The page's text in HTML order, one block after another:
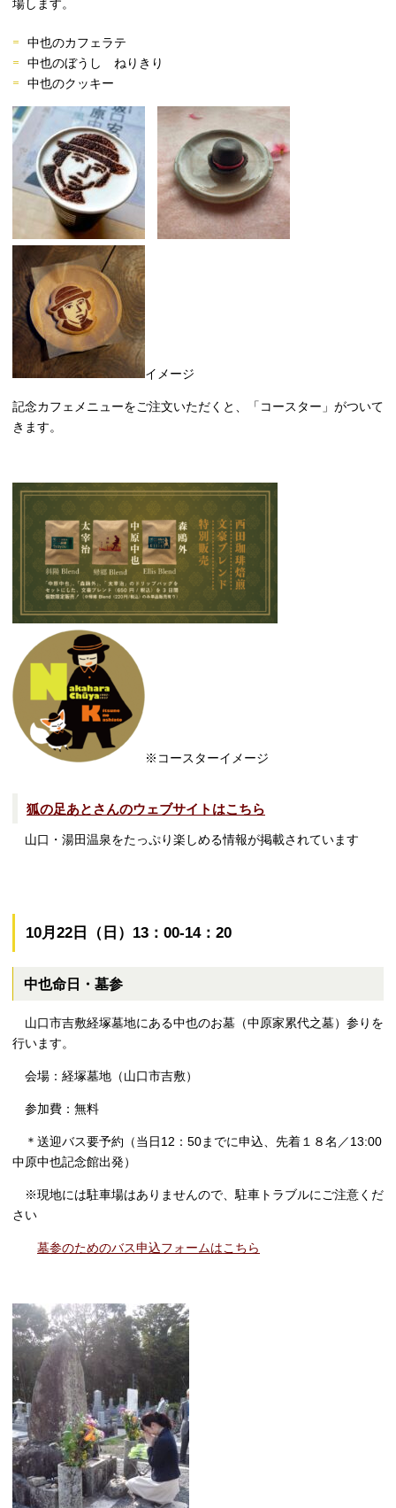
場します。
中也のカフェラテ
中也のぼうし ねりきり
中也のクッキー
イメージ
記念カフェメニューをご注文いただくと、「コースター」がついて
きます。
※コースターイメージ
狐の足あとさんのウェブサイトはこちら
山口・湯田温泉をたっぷり楽しめる情報が掲載されています
10月22日（日）13：00-14：20
中也命日・墓参
山口市吉敷経塚墓地にある中也のお墓（中原家累代之墓）参りを
行います。
会場：経塚墓地（山口市吉敷）
参加費：無料
＊送迎バス要予約（当日12 ： 50までに申込、先着１８名／13:00
中原中也記念館出発）
※現地には駐車場はありませんので、駐車トラブルにご注意くだ
さい
墓参のためのバス申込フォームはこちら